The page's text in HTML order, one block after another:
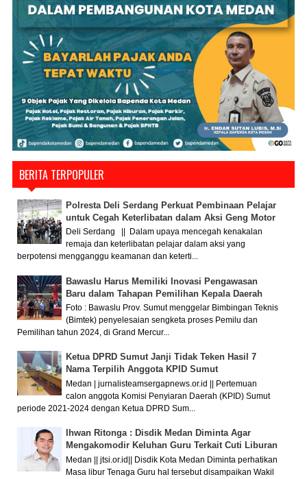
BERITA TERPOPULER
Polresta Deli Serdang Perkuat Pembinaan Pelajar
untuk Cegah Keterlibatan dalam Aksi Geng Motor
Deli Serdang || Dalam upaya mencegah kenakalan
remaja dan keterlibatan pelajar dalam aksi yang
berpotensi mengganggu keamanan dan keterti...
Bawaslu Harus Memiliki Inovasi Pengawasan
Baru dalam Tahapan Pemilihan Kepala Daerah
Foto : Bawaslu Prov. Sumut menggelar Bimbingan Teknis
(Bimtek) penyelesaian sengketa proses Pemilu dan
Pemilihan tahun 2024, di Grand Mercur...
Ketua DPRD Sumut Janji Tidak Teken Hasil 7
Nama Terpilih Anggota KPID Sumut
Medan | jurnalisteamsergapnews.or.id || Pertemuan
calon anggota Komisi Penyiaran Daerah (KPID) Sumut
periode 2021-2024 dengan Ketua DPRD Sum...
Ihwan Ritonga : Disdik Medan Diminta Agar
Mengakomodir Keluhan Guru Terkait Cuti Liburan
Medan || jtsi.or.id|| Disdik Kota Medan Diminta perhatikan
Masa libur Tenaga Guru hal tersebut disampaikan Wakil